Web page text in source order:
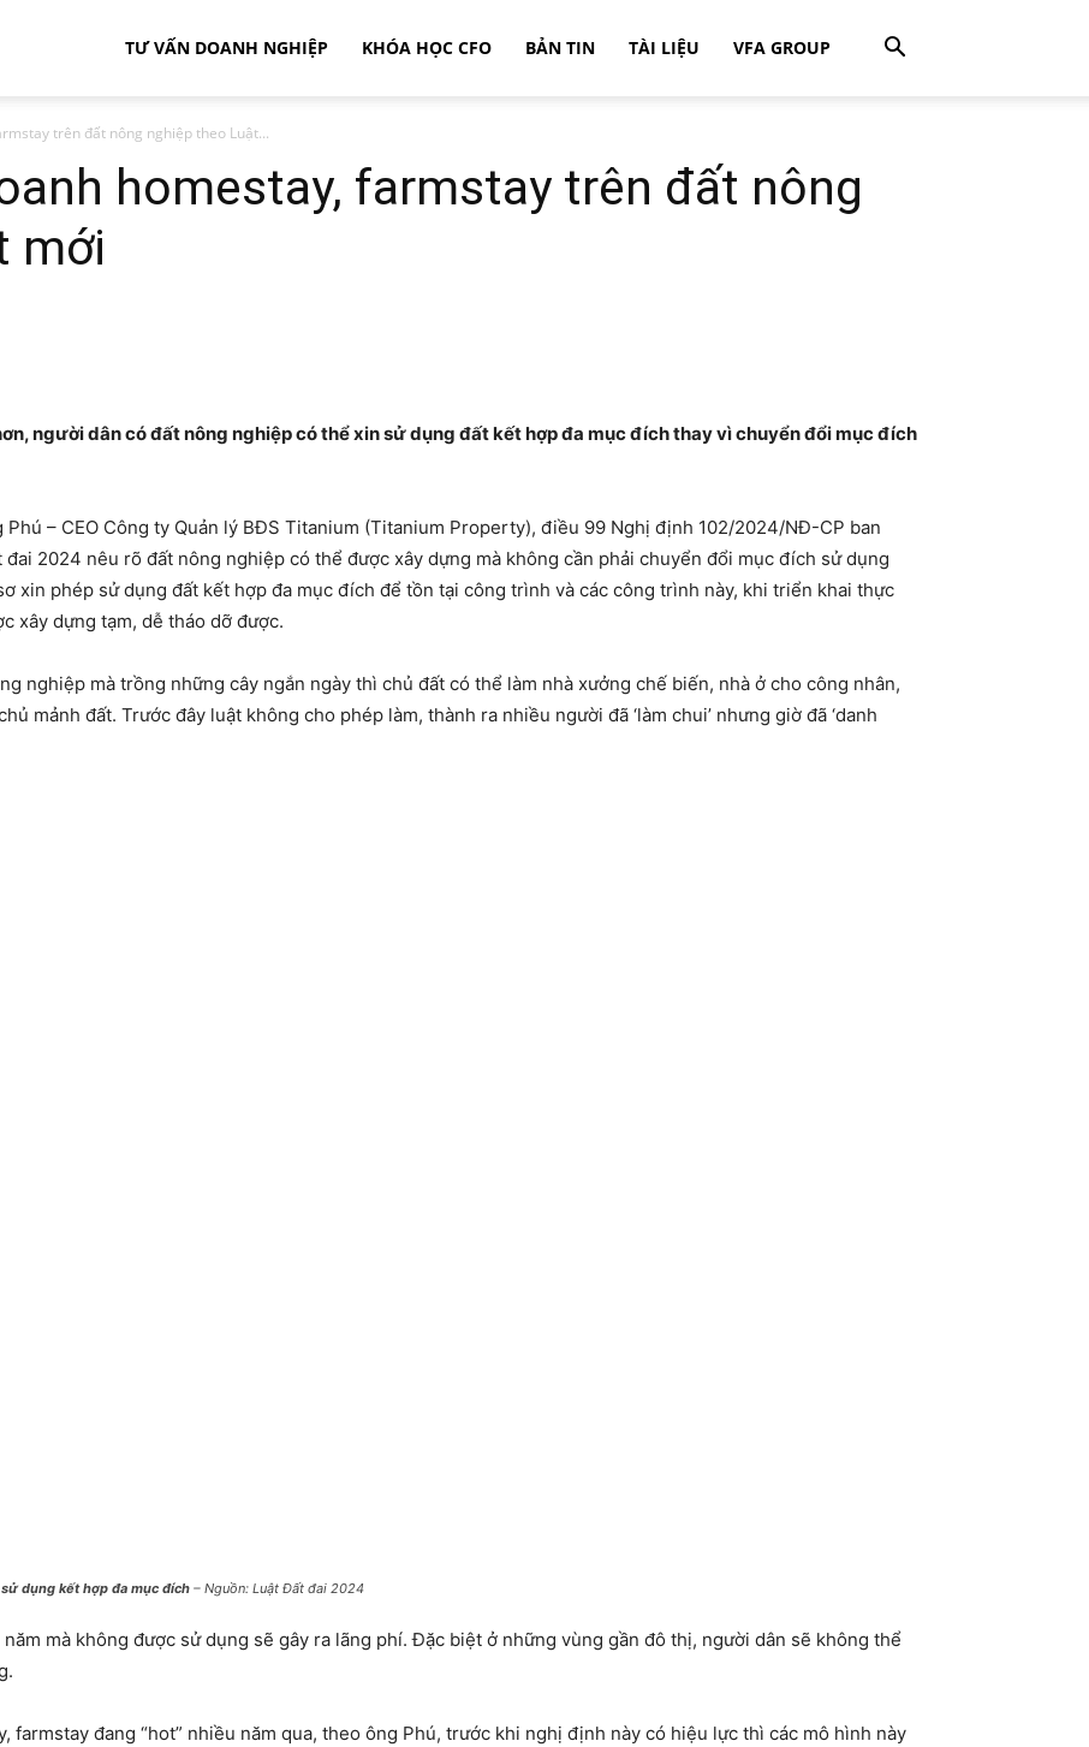
TƯ VẤN DOANH NGHIỆP KHÓA HỌC CFO BẢN TIN TÀI LIỆU VFA GROUP
trên đất nông nghiệp theo Luật...
homestay, farmstay trên đất nông
mới
người dân có đất nông nghiệp có thể xin sử dụng đất kết hợp đa mục đích thay vì chuyển đổi mục đích
– CEO Công ty Quản lý BĐS Titanium (Titanium Property), điều 99 Nghị định 102/2024/NĐ-CP ban
2024 nêu rõ đất nông nghiệp có thể được xây dựng mà không cần phải chuyển đổi mục đích sử dụng
xin phép sử dụng đất kết hợp đa mục đích để tồn tại công trình và các công trình này, khi triển khai thực
xây dựng tạm, dễ tháo dỡ được.
nghiệp mà trồng những cây ngắn ngày thì chủ đất có thể làm nhà xưởng chế biến, nhà ở cho công nhân,
mảnh đất. Trước đây luật không cho phép làm, thành ra nhiều người đã ‘làm chui’ nhưng giờ đã ‘danh
dụng kết hợp đa mục đích– Nguồn: Luật Đất đai 2024
mà không được sử dụng sẽ gây ra lãng phí. Đặc biệt ở những vùng gần đô thị, người dân sẽ không thể
farmstay đang “hot” nhiều năm qua, theo ông Phú, trước khi nghị định này có hiệu lực thì các mô hình này